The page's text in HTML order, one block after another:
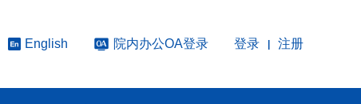
English 院内办公OA登录 登录 注册